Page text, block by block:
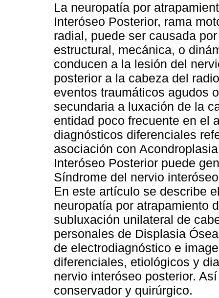
La neuropatía por
Interóseo Posterior, rama
radial, puede ser causada
estructural, mecánica, o
conducen a la lesión del
posterior a la cabeza del
eventos traumáticos agudos
secundaria a luxación de la
entidad poco frecuente en el
diagnósticos diferenciales
asociación con
Interóseo Posterior puede
Síndrome del nervio
En este artículo se describe
neuropatía por atrapamiento
subluxación unilateral de
personales de Displasia
de electrodiagnóstico e
diferenciales, etiológicos y
nervio interóseo posterior.
conservador y quirúrgico.